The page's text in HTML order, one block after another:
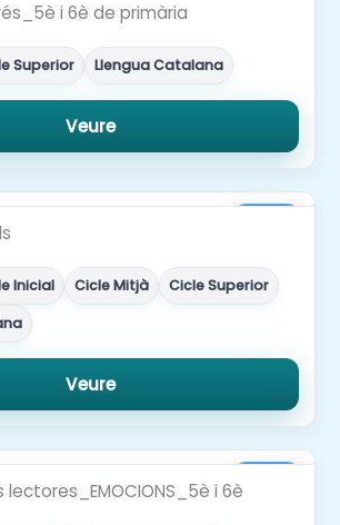
i 6è de primària
Superior Llengua Catalana
Veure
Inicial Cicle Mitjà
Cicle Superior
Veure
i 6è